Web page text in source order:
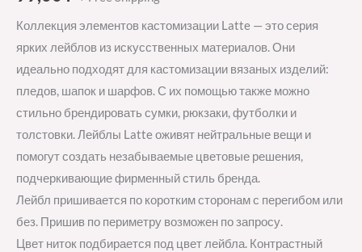
Коллекция элементов кастомизации Latte — это серия
ярких лейблов из искусственных материалов. Они
идеально подходят для кастомизации вязаных изделий:
пледов, шапок и шарфов. С их помощью также можно
стильно брендировать сумки, рюкзаки, футболки и
толстовки. Лейблы Latte оживят нейтральные вещи и
помогут создать незабываемые цветовые решения,
подчеркивающие фирменный стиль бренда.
Лейбл пришивается по коротким сторонам с перегибом или
без. Пришив по периметру возможен по запросу.
Цвет ниток подбирается под цвет лейбла. Контрастный